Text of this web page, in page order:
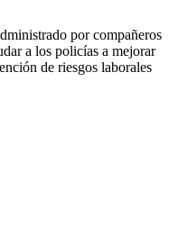
por compañeros
a los policías a mejorar
de riesgos laborales